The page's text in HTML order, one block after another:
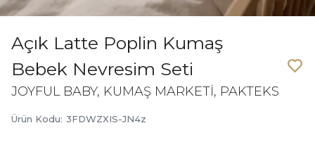
Açık Latte Poplin Kumaş
Bebek Nevresim Seti
JOYFUL BABY, KUMAŞ MARKETİ, PAKTEKS
Ürün Kodu: 3FDWZXIS-JN4z